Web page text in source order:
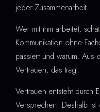
jeder Zusammenarbeit.
Wer mit ihm arbeitet,
Kommunikation ohne
passiert und warum. Aus
Vertrauen, das trägt.
Vertrauen entsteht durch
Versprechen. Deshalb